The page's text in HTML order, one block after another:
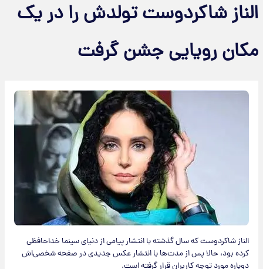
الناز شاکردوست تولدش را در یک
مکان رویایی جشن گرفت
الناز شاکردوست که سال گذشته با انتشار پیامی از دنیای سینما خداحافظی
کرده بود، حالا پس از مدت‌ها با انتشار عکس جدیدی در صفحه شخصی‌اش
دوباره مورد توجه کاربران قرار گرفته است.